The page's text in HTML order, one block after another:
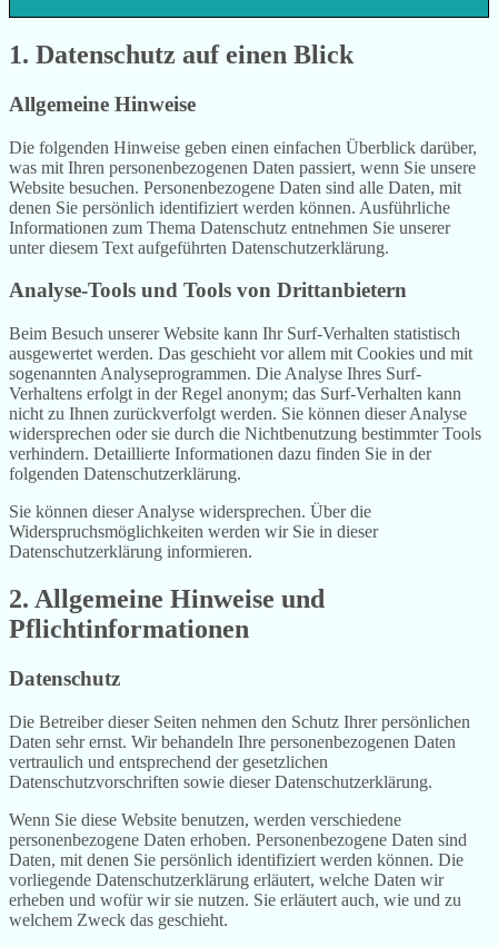
1. Datenschutz auf einen Blick
Allgemeine Hinweise
Die folgenden Hinweise geben einen einfachen Überblick darüber,
was mit Ihren personenbezogenen Daten passiert, wenn Sie unsere
Website besuchen. Personenbezogene Daten sind alle Daten, mit
denen Sie persönlich identifiziert werden können. Ausführliche
Informationen zum Thema Datenschutz entnehmen Sie unserer
unter diesem Text aufgeführten Datenschutzerklärung.
Analyse-Tools und Tools von Drittanbietern
Beim Besuch unserer Website kann Ihr Surf-Verhalten statistisch
ausgewertet werden. Das geschieht vor allem mit Cookies und mit
sogenannten Analyseprogrammen. Die Analyse Ihres Surf-
Verhaltens erfolgt in der Regel anonym; das Surf-Verhalten kann
nicht zu Ihnen zurückverfolgt werden. Sie können dieser Analyse
widersprechen oder sie durch die Nichtbenutzung bestimmter Tools
verhindern. Detaillierte Informationen dazu finden Sie in der
folgenden Datenschutzerklärung.
Sie können dieser Analyse widersprechen. Über die
Widerspruchsmöglichkeiten werden wir Sie in dieser
Datenschutzerklärung informieren.
2. Allgemeine Hinweise und
Pflichtinformationen
Datenschutz
Die Betreiber dieser Seiten nehmen den Schutz Ihrer persönlichen
Daten sehr ernst. Wir behandeln Ihre personenbezogenen Daten
vertraulich und entsprechend der gesetzlichen
Datenschutzvorschriften sowie dieser Datenschutzerklärung.
Wenn Sie diese Website benutzen, werden verschiedene
personenbezogene Daten erhoben. Personenbezogene Daten sind
Daten, mit denen Sie persönlich identifiziert werden können. Die
vorliegende Datenschutzerklärung erläutert, welche Daten wir
erheben und wofür wir sie nutzen. Sie erläutert auch, wie und zu
welchem Zweck das geschieht.